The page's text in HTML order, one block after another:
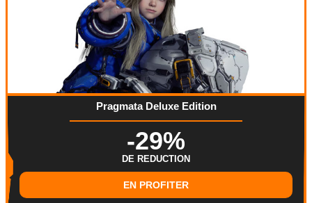
Pragmata Deluxe Edition
-29%
DE REDUCTION
EN PROFITER